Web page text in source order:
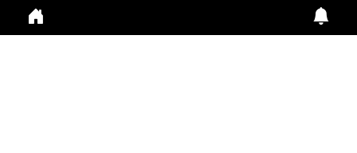
ट्रेंडिंग खबरें